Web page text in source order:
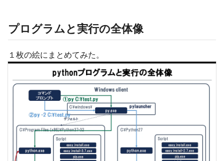
プログラムと実行の全体像
１枚の絵にまとめてみた。